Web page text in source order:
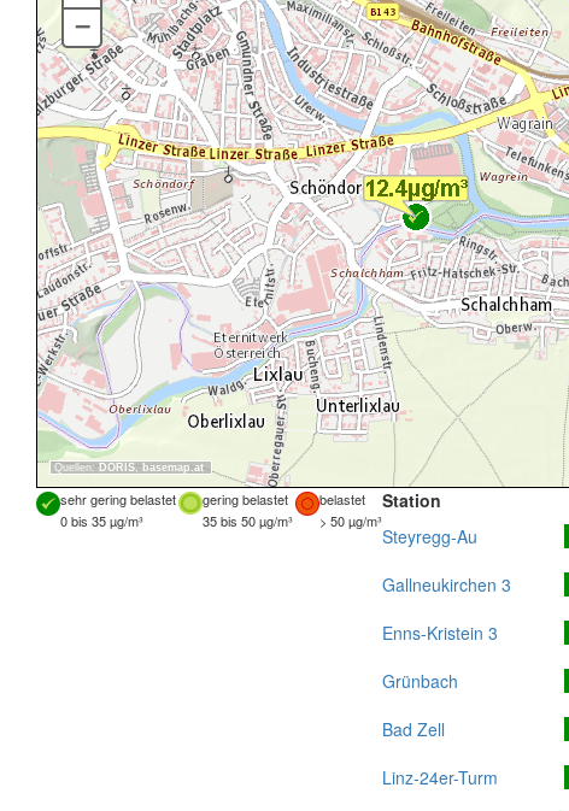
Quellen: DORIS, basemap.at
–
sehr gering belastet gering belastet
belastet
0 bis 35 µg/m³
35 bis 50 µg/m³ > 50 µg/m³
Station
Steyregg-Au
Gallneukirchen 3
Enns-Kristein 3
Grünbach
Bad Zell
Linz-24er-Turm